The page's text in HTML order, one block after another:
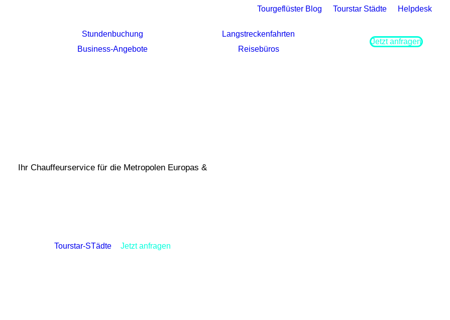
Tourgeflüster Blog Tourstar Städte Helpdesk
Stundenbuchung
Langstreckenfahrten
Business-Angebote
Reisebüros
Jetzt anfragen
Ihr Chauffeurservice für die Metropolen Europas &
Tourstar-STädte Jetzt anfragen